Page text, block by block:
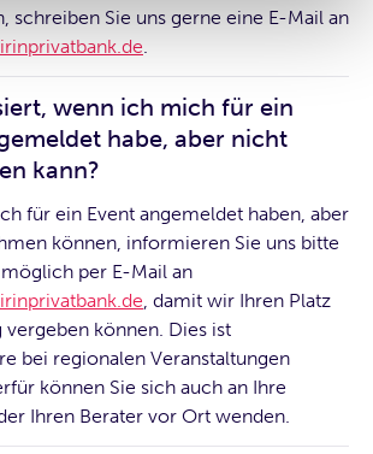
schreiben Sie uns gerne eine E-Mail an
.
wenn ich mich für ein
habe, aber nicht
kann?
für ein Event angemeldet haben, aber
können, informieren Sie uns bitte
per E-Mail an
, damit wir Ihren Platz
können. Dies ist
bei regionalen Veranstaltungen
können Sie sich auch an Ihre
Ihren Berater vor Ort wenden.